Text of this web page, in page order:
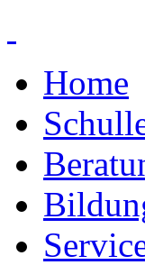
Home